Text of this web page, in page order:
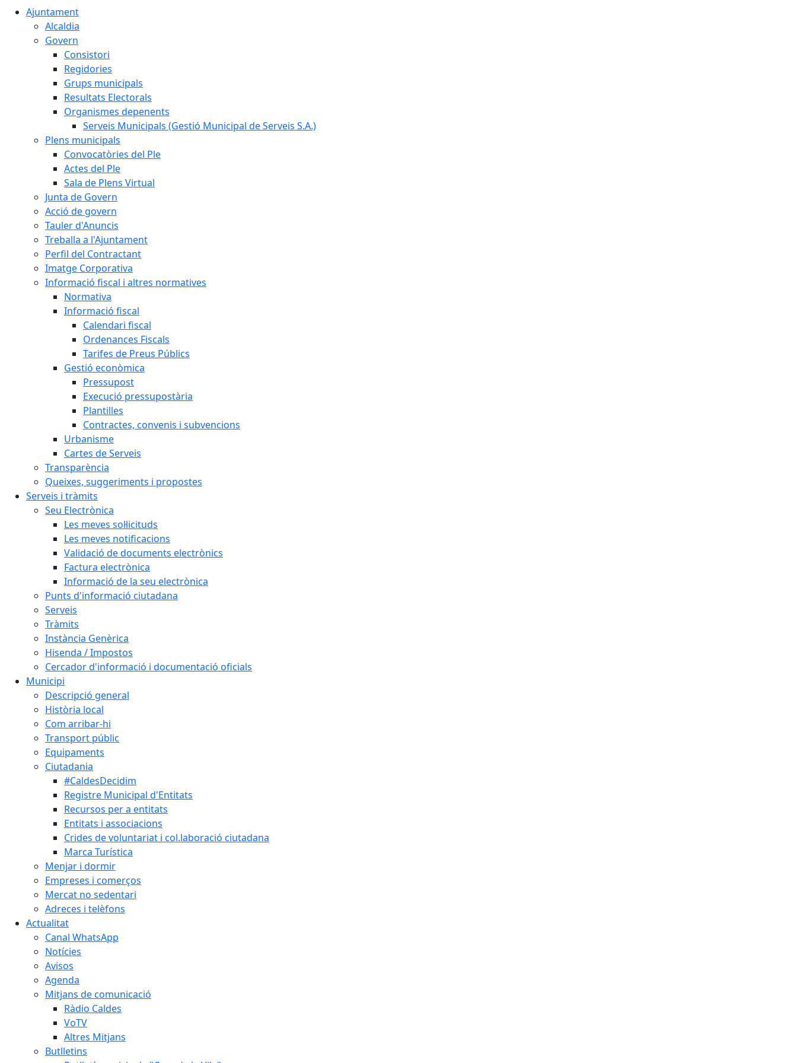
Ajuntament
Alcaldia
Govern
Consistori
Regidories
Grups municipals
Resultats Electorals
Organismes depenents
Serveis Municipals (Gestió Municipal de Serveis S.A.)
Plens municipals
Convocatòries del Ple
Actes del Ple
Sala de Plens Virtual
Junta de Govern
Acció de govern
Tauler d'Anuncis
Treballa a l'Ajuntament
Perfil del Contractant
Imatge Corporativa
Informació fiscal i altres normatives
Normativa
Informació fiscal
Calendari fiscal
Ordenances Fiscals
Tarifes de Preus Públics
Gestió econòmica
Pressupost
Execució pressupostària
Plantilles
Contractes, convenis i subvencions
Urbanisme
Cartes de Serveis
Transparència
Queixes, suggeriments i propostes
Serveis i tràmits
Seu Electrònica
Les meves sol·licituds
Les meves notificacions
Validació de documents electrònics
Factura electrònica
Informació de la seu electrònica
Punts d'informació ciutadana
Serveis
Tràmits
Instància Genèrica
Hisenda / Impostos
Cercador d'informació i documentació oficials
Municipi
Descripció general
Història local
Com arribar-hi
Transport públic
Equipaments
Ciutadania
#CaldesDecidim
Registre Municipal d'Entitats
Recursos per a entitats
Entitats i associacions
Crides de voluntariat i col.laboració ciutadana
Marca Turística
Menjar i dormir
Empreses i comerços
Mercat no sedentari
Adreces i telèfons
Actualitat
Canal WhatsApp
Notícies
Avisos
Agenda
Mitjans de comunicació
Ràdio Caldes
VoTV
Altres Mitjans
Butlletins